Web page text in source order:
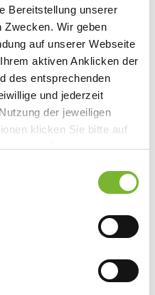
Bereitstellung unserer
Zwecken. Wir geben
auf unserer Webseite
aktiven Anklicken der
des entsprechenden
und jederzeit
der jeweiligen
klicken Sie bitte auf
zur Änderung besteht